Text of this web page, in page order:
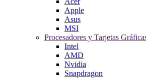
Apple
Asus
MSI
Procesadores y Tarjetas
Intel
AMD
Nvidia
Snapdragon